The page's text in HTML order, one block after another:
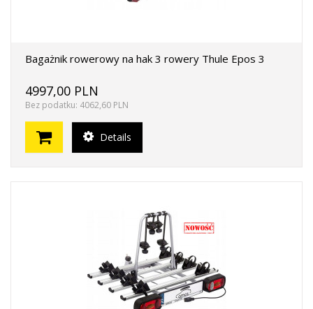
Bagażnik rowerowy na hak 3 rowery Thule Epos 3
4997,00 PLN
Bez podatku: 4062,60 PLN
Details